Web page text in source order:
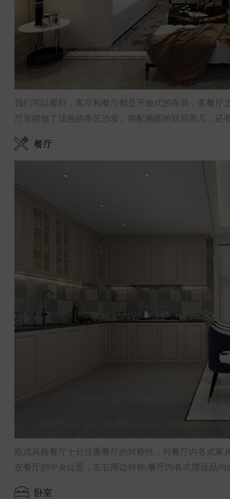
我们可以看到，客厅和餐厅都是开放式的布局，客餐
厅里摆放了浅色的布艺沙发。搭配椭圆的双层茶几，
餐厅
欧式风格餐厅十分注重餐厅的对称性，对餐厅内各式
在餐厅的中央位置，左右两边对称;餐厅内各式摆设品
卧室